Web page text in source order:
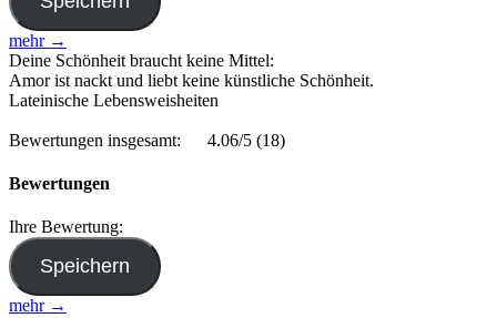
mehr →
Deine Schönheit braucht keine Mittel:
Amor ist nackt und liebt keine künstliche Schönheit.
Lateinische Lebensweisheiten
Bewertungen insgesamt: 4.06/5 (18)
Bewertungen
Ihre Bewertung:
mehr →